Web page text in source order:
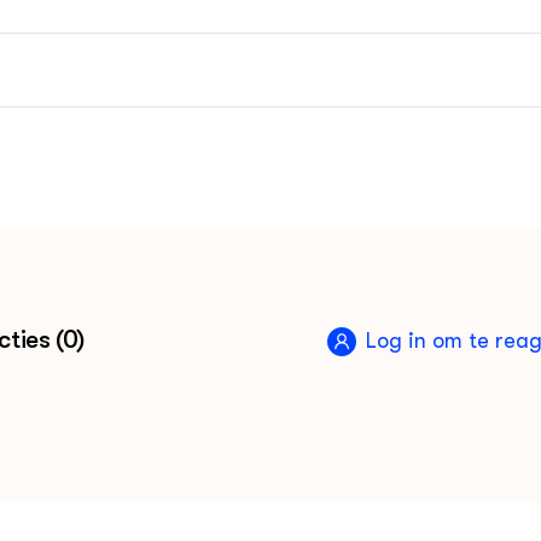
(0) Log in om te